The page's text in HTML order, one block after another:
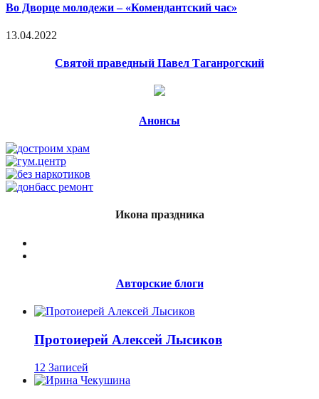
Во Дворце молодежи – «Комендантский час»
13.04.2022
Святой праведный Павел Таганрогский
Анонсы
Икона праздника
Авторские блоги
Протоиерей Алексей Лысиков
12 Записей